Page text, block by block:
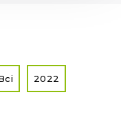
2022